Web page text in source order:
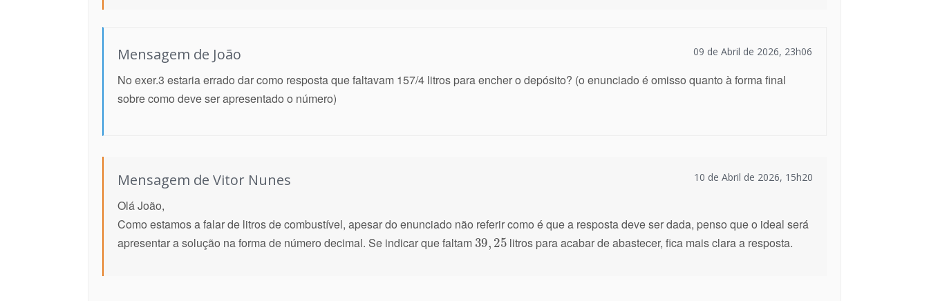
09 de Abril de 2026, 23h06
Mensagem de João
No exer.3 estaria errado dar como resposta que faltavam 157/4 litros para encher o depósito? (o enunciado é omisso quanto à forma final
sobre como deve ser apresentado o número)
10 de Abril de 2026, 15h20
Mensagem de Vitor Nunes
Olá João,
Como estamos a falar de litros de combustível, apesar do enunciado não referir como é que a resposta deve ser dada, penso que o ideal será
apresentar a solução na forma de número decimal. Se indicar que faltam
litros para acabar de abastecer, fica mais clara a resposta.